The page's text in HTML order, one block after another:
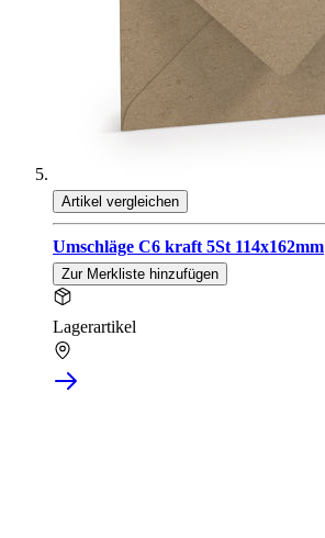
Artikel vergleichen
Umschläge C6 kraft 5St 114x162mm
Zur Merkliste hinzufügen
Lagerartikel